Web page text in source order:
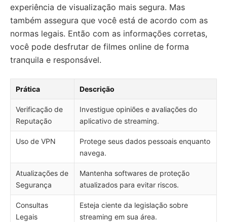
experiência de visualização mais segura. Mas
também assegura que você está de acordo com as
normas legais. Então com as informações corretas,
você pode desfrutar de filmes online de forma
tranquila e responsável.
Prática Descrição
Verificação de
Reputação
Investigue opiniões e avaliações do
aplicativo de streaming.
Uso de VPN
Protege seus dados pessoais enquanto
navega.
Atualizações de
Segurança
Mantenha softwares de proteção
atualizados para evitar riscos.
Consultas
Legais
Esteja ciente da legislação sobre
streaming em sua área.